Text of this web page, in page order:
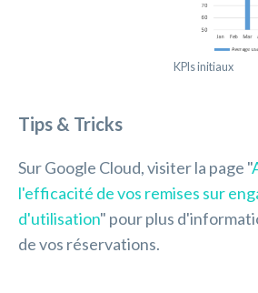
KPIs initiaux
Tips & Tricks
Sur Google Cloud, visiter la page "
l'efficacité de vos remises sur
d'utilisation" pour plus
de vos réservations.